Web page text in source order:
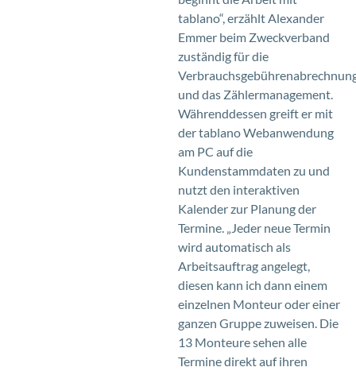
tablano“, erzählt Alexander
Emmer beim Zweckverband
zuständig für die
und das Zählermanagement.
Währenddessen greift er mit
der tablano Webanwendung
am PC auf die
Kundenstammdaten zu und
nutzt den interaktiven
Kalender zur Planung der
Termine. „Jeder neue Termin
wird automatisch als
Arbeitsauftrag angelegt,
diesen kann ich dann einem
einzelnen Monteur oder einer
ganzen Gruppe zuweisen. Die
13 Monteure sehen alle
Termine direkt auf ihren